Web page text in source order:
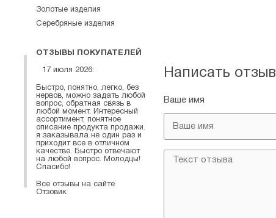
Написать отзыв
Ваше имя
Золотые изделия
Серебряные изделия
ОТЗЫВЫ ПОКУПАТЕЛЕЙ
17 июля 2026:
Быстро, понятно, легко, без
нервов, можно задать любой
вопрос, обратная связь в
любой момент. Интересный
ассортимент, понятное
описание продукта продажи.
я заказывала не один раз и
приходит все в отличном
качестве. Быстро отвечают
на любой вопрос. Молодцы!
Спасибо!
Все отзывы на сайте
Отзовик